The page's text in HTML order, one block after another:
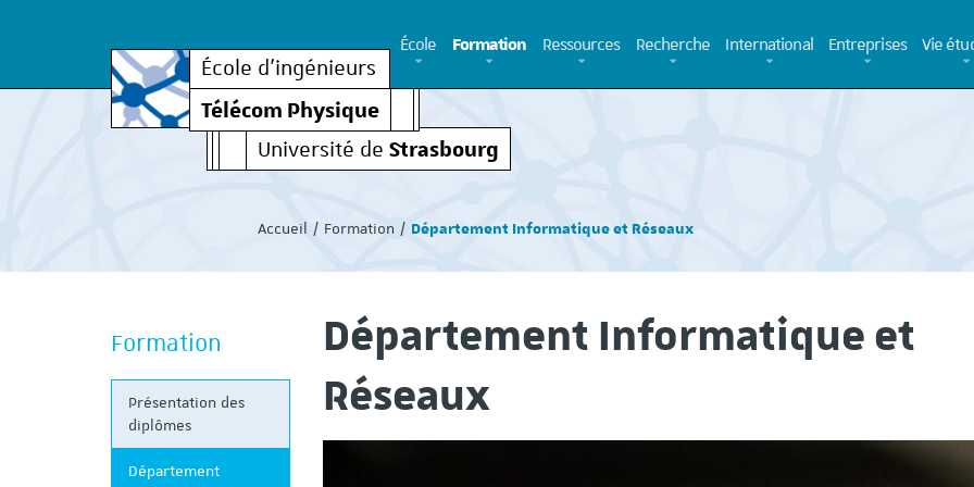
École d’ingénieurs
Télécom Physique
Université deStrasbourg
École Formation Ressources Recherche International Entreprises Vie
Accueil Formation Département Informatique et Réseaux
Formation
Présentation des
diplômes
Département
Département Informatique et
Réseaux